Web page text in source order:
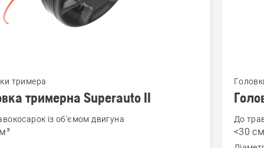
тримера
тримерна Superauto II
із об'ємом двигуна
більше
деталей
про
До
<30